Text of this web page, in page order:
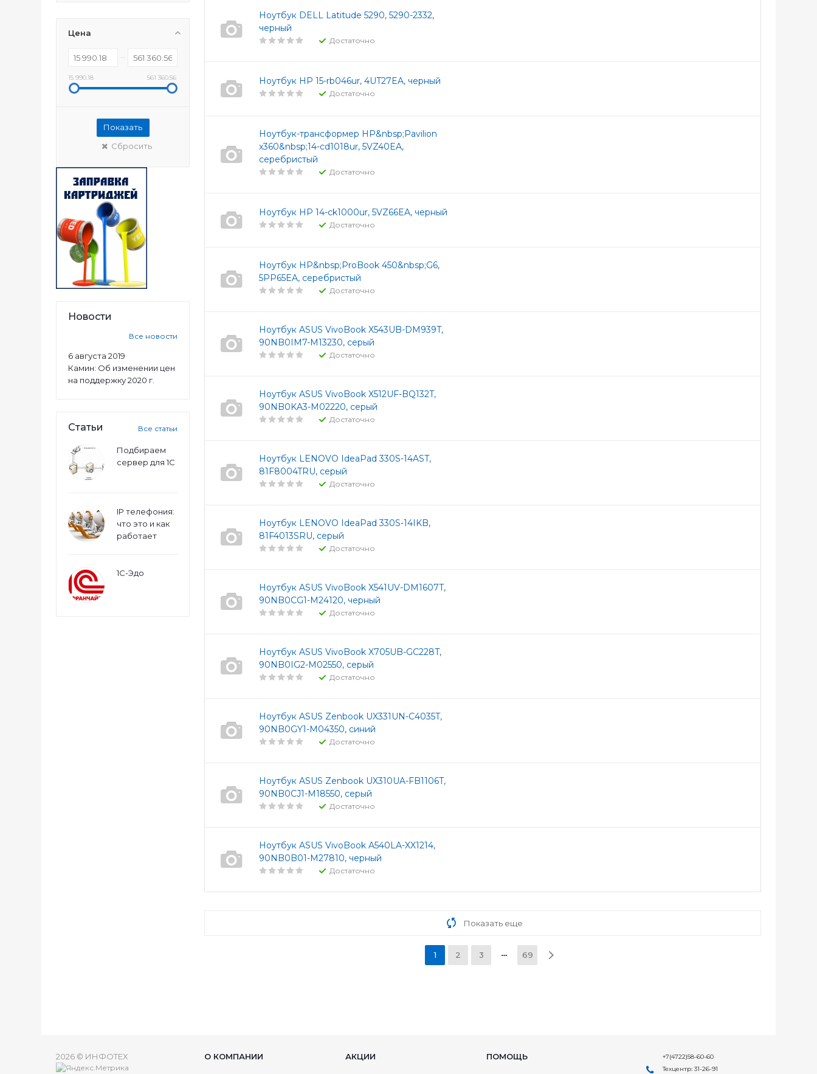
Цена
15 990.18 561 360.56
Показать
Сбросить
Новости
Все новости
6 августа 2019
Камин: Об изменении цен
на поддержку 2020 г.
Статьи Все статьи
Подбираем
сервер для 1С
IP телефония:
что это и как
работает
1С-Эдо
Ноутбук DELL Latitude 5290, 5290-2332,
черный
Достаточно
Ноутбук HP 15-rb046ur, 4UT27EA, черный
Достаточно
Ноутбук-трансформер HP&nbsp;Pavilion
x360&nbsp;14-cd1018ur, 5VZ40EA,
серебристый
Достаточно
Ноутбук HP 14-ck1000ur, 5VZ66EA, черный
Достаточно
Ноутбук HP&nbsp;ProBook 450&nbsp;G6,
5PP65EA, серебристый
Достаточно
Ноутбук ASUS VivoBook X543UB-DM939T,
90NB0IM7-M13230, серый
Достаточно
Ноутбук ASUS VivoBook X512UF-BQ132T,
90NB0KA3-M02220, серый
Достаточно
Ноутбук LENOVO IdeaPad 330S-14AST,
81F8004TRU, серый
Достаточно
Ноутбук LENOVO IdeaPad 330S-14IKB,
81F4013SRU, серый
Достаточно
Ноутбук ASUS VivoBook X541UV-DM1607T,
90NB0CG1-M24120, черный
Достаточно
Ноутбук ASUS VivoBook X705UB-GC228T,
90NB0IG2-M02550, серый
Достаточно
Ноутбук ASUS Zenbook UX331UN-C4035T,
90NB0GY1-M04350, синий
Достаточно
Ноутбук ASUS Zenbook UX310UA-FB1106T,
90NB0CJ1-M18550, серый
Достаточно
Ноутбук ASUS VivoBook A540LA-XX1214,
90NB0B01-M27810, черный
Достаточно
Показать еще
1 2 3 69
2026 © ИНФОТЕХ О КОМПАНИИ АКЦИИ ПОМОЩЬ
+7(4722)58-60-60
Техцентр: 31-26-91